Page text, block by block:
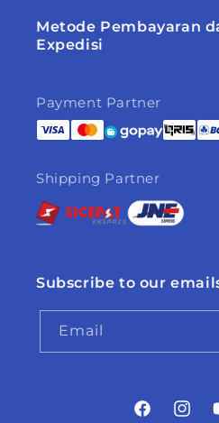
Metode Pembayaran
Expedisi
Payment Partner
Shipping Partner
Subscribe to our
Email
Facebook